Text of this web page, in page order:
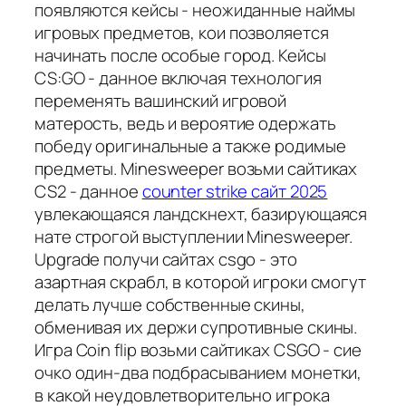
появляются кейсы - неожиданные наймы
игровых предметов, кои позволяется
начинать после особые город. Кейсы
CS:GO - данное включая технология
переменять вашинский игровой
матерость, ведь и вероятие одержать
победу оригинальные а также родимые
предметы. Minesweeper возьми сайтиках
CS2 - данноеcounter strike сайт 2025
увлекающаяся ландскнехт, базирующаяся
нате строгой выступлении Minesweeper.
Upgrade получи сайтах csgo - это
азартная скрабл, в которой игроки смогут
делать лучше собственные скины,
обменивая их держи супротивные скины.
Игра Coin flip возьми сайтиках CSGO - сие
очко один-два подбрасыванием монетки,
в какой неудовлетворительно игрока